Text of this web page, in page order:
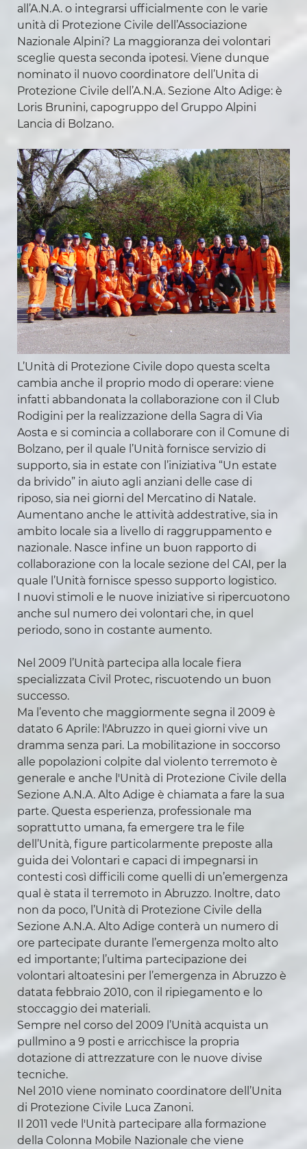
all’A.N.A. o integrarsi ufficialmente con le varie
unità di Protezione Civile dell’Associazione
Nazionale Alpini? La maggioranza dei volontari
sceglie questa seconda ipotesi. Viene dunque
nominato il nuovo coordinatore dell’Unita di
Protezione Civile dell’A.N.A. Sezione Alto Adige: è
Loris Brunini, capogruppo del Gruppo Alpini
Lancia di Bolzano.
L’Unità di Protezione Civile dopo questa scelta
cambia anche il proprio modo di operare: viene
infatti abbandonata la collaborazione con il Club
Rodigini per la realizzazione della Sagra di Via
Aosta e si comincia a collaborare con il Comune di
Bolzano, per il quale l’Unità fornisce servizio di
supporto, sia in estate con l’iniziativa “Un estate
da brivido” in aiuto agli anziani delle case di
riposo, sia nei giorni del Mercatino di Natale.
Aumentano anche le attività addestrative, sia in
ambito locale sia a livello di raggruppamento e
nazionale. Nasce infine un buon rapporto di
collaborazione con la locale sezione del CAI, per la
quale l’Unità fornisce spesso supporto logistico.
I nuovi stimoli e le nuove iniziative si ripercuotono
anche sul numero dei volontari che, in quel
periodo, sono in costante aumento.
Nel 2009 l’Unità partecipa alla locale fiera
specializzata Civil Protec, riscuotendo un buon
successo.
Ma l’evento che maggiormente segna il 2009 è
datato 6 Aprile: l'Abruzzo in quei giorni vive un
dramma senza pari. La mobilitazione in soccorso
alle popolazioni colpite dal violento terremoto è
generale e anche l'Unità di Protezione Civile della
Sezione A.N.A. Alto Adige è chiamata a fare la sua
parte. Questa esperienza, professionale ma
soprattutto umana, fa emergere tra le file
dell’Unità, figure particolarmente preposte alla
guida dei Volontari e capaci di impegnarsi in
contesti così difficili come quelli di un’emergenza
qual è stata il terremoto in Abruzzo. Inoltre, dato
non da poco, l’Unità di Protezione Civile della
Sezione A.N.A. Alto Adige conterà un numero di
ore partecipate durante l’emergenza molto alto
ed importante; l’ultima partecipazione dei
volontari altoatesini per l’emergenza in Abruzzo è
datata febbraio 2010, con il ripiegamento e lo
stoccaggio dei materiali.
Sempre nel corso del 2009 l’Unità acquista un
pullmino a 9 posti e arricchisce la propria
dotazione di attrezzature con le nuove divise
tecniche.
Nel 2010 viene nominato coordinatore dell’Unita
di Protezione Civile Luca Zanoni.
Il 2011 vede l'Unità partecipare alla formazione
della Colonna Mobile Nazionale che viene